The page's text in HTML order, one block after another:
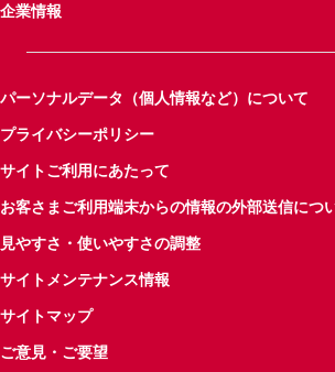
企業情報
パーソナルデータ（個人情報など）について
プライバシーポリシー
サイトご利用にあたって
お客さまご利用端末からの情報の外部送信につ
見やすさ・使いやすさの調整
サイトメンテナンス情報
サイトマップ
ご意見・ご要望